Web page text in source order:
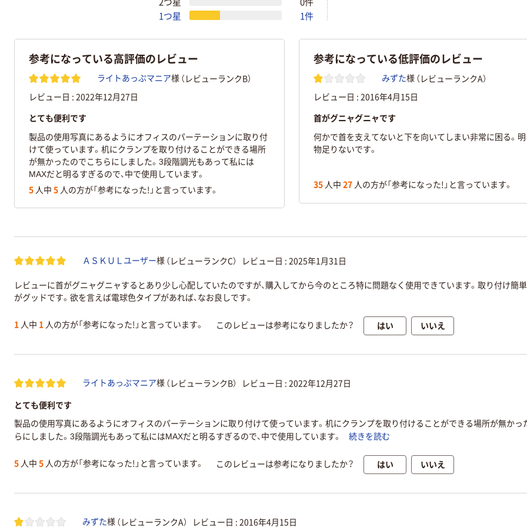
1つ星
1件
参考になっている高評価のレビュー
ライトあっぷマニア様 （レビューランクB）
レビュー日 : 2022年12月27日
とても便利です
製品の使用写真にあるようにオフィスのパーテーションに取り付
けて使っています。机にクランプを取り付けることができる場所
が無かったのでこちらにしました。3段階調光もあって私には
MAXだと明るすぎるので、中で使用しています。
5 人中 5 人の方が「参考になった!」と言っています。
参考になっている低評価のレビュー
みずた様 （レビューランクA）
レビュー日 : 2016年4月15日
首がグニャグニャです
何かで首を支えてないと下を向いてしまい非常に困る。
物足りないです。
35人中 27人の方が「参考になった!」と言っています。
ＡＳＫＵＬユーザー様 （レビューランクC） レビュー日 : 2025年1月31日
レビューに首がグニャグニャするとあり少し心配していたのですが、購入してから今のところ特に問題なく使用できています。取り付け簡
がグッドです。欲を言えば電球色タイプがあれば、なお良しです。
1 人中 1 人の方が「参考になった!」と言っています。 このレビューは参考になりましたか？ はい いいえ
ライトあっぷマニア様 （レビューランクB） レビュー日 : 2022年12月27日
とても便利です
製品の使用写真にあるようにオフィスのパーテーションに取り付けて使っています。机にクランプを取り付けることができる場所が無かっ
らにしました。3段階調光もあって私にはMAXだと明るすぎるので、中で使用しています。
続きを読む
5 人中 5 人の方が「参考になった!」と言っています。 このレビューは参考になりましたか？ はい いいえ
みずた様 （レビューランクA） レビュー日 : 2016年4月15日